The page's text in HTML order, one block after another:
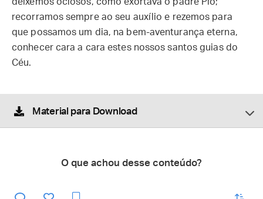
recorramos sempre ao seu auxílio e rezemos para
que possamos um dia, na bem-aventurança eterna,
conhecer cara a cara estes nossos santos guias do
Céu.
Material para Download
O que achou desse conteúdo?
enviar